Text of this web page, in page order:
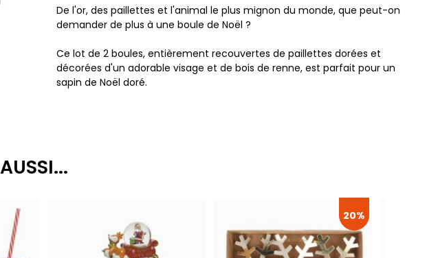
De l'or, des paillettes et l'animal le plus mignon du monde, que peut-on
demander de plus à une boule de Noël ?
Ce lot de 2 boules, entièrement recouvertes de paillettes dorées et
décorées d'un adorable visage et de bois de renne, est parfait pour un
sapin de Noël doré.
20%